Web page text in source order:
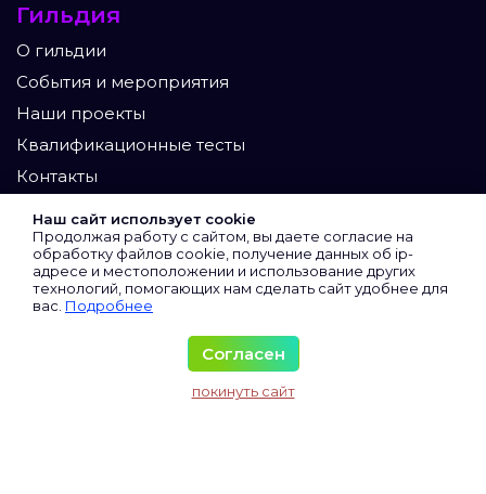
Гильдия
О гильдии
События и мероприятия
Наши проекты
Квалификационные тесты
Контакты
Участники
Экспертный клуб
Сертифицированные
Виртуальные
Наш сайт использует cookie
Продолжая работу с сайтом, вы даете согласие на
обработку файлов cookie, получение данных об ip-
адресе и местоположении и использование других
технологий, помогающих нам сделать сайт удобнее для
вас. Подробнее
Согласен
покинуть сайт